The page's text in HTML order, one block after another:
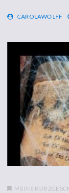
CAROLAWOLFF
MEINE